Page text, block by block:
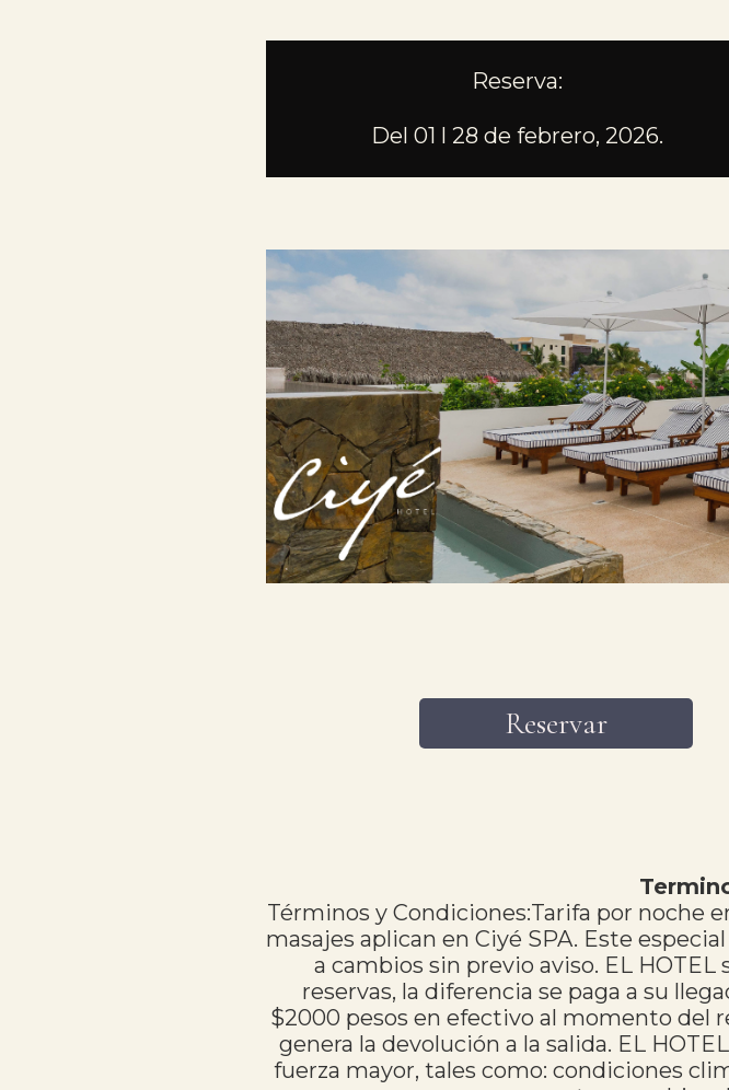
Reserva:
Del 01 l 28 de febrero, 2026.
Reservar
Términos y Condiciones:Tarifa por noche
masajes aplican en Ciyé SPA. Este
a cambios sin previo aviso. EL
reservas, la diferencia se paga a su
$2000 pesos en efectivo al momento del
genera la devolución a la salida. EL
fuerza mayor, tales como: condiciones